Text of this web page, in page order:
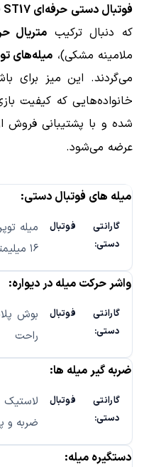
فوتبال دستی حرفه‌ای ST17 فراز اسپرت
که دنبال ترکیب متریال
ملامینه مشکی)، میله‌های
می‌گردند. این میز برای
خانواده‌هایی که کیفیت
شده و با پشتیبانی فروش
عرضه می‌شود.
میله های فوتبال دستی:
میله
۱۶ میلیمتر – آبکاری کروم
واشر حرکت میله در دیواره:
بوش
راحت
ضربه گیر میله ها:
لاستیک
ضربه و
دستگیره میله: